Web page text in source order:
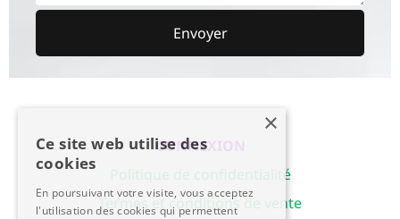
Envoyer
CONNEXION
Politique de confidentialité
Termes et conditions de vente
×
Ce site web utilise des
cookies
En poursuivant votre visite, vous acceptez
l'utilisation des cookies qui permettent